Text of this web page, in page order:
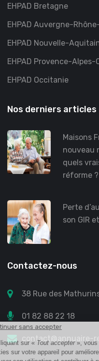
EHPAD Bretagne
EHPAD Auvergne-
EHPAD Nouvelle-
EHPAD Provence-Alpes-
EHPAD Occitanie
Nos derniers articles
Maisons
nouveau
quels
réforme ?
Perte
son GIR
Contactez-nous
38 Rue des
01 82 88 22 18
contact@annuaire-